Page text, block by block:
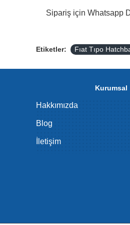
Sipariş için Whatsapp
Etiketler: Fıat Tıpo
Kurumsal
Hakkımızda
Blog
İletişim